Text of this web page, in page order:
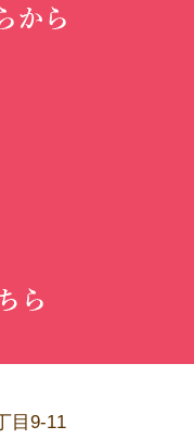
目9-11